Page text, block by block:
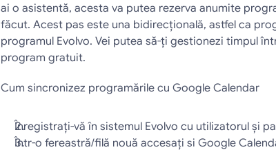
ai o asistentă, acesta va putea rezerva anumite
făcut. Acest pas este una bidirecțională, astfel ca
programul Evolvo. Vei putea să-ți gestionezi timpul
program gratuit.
Cum sincronizez programările cu Google Calendar
Înregistraţi-vă în sistemul Evolvo cu utilizatorul și
Într-o fereastră/filă nouă accesaţi si Google